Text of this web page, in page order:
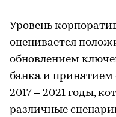
Уровень
оценивается
обновлением
банка и принятием
2017 – 2021 годы,
различные